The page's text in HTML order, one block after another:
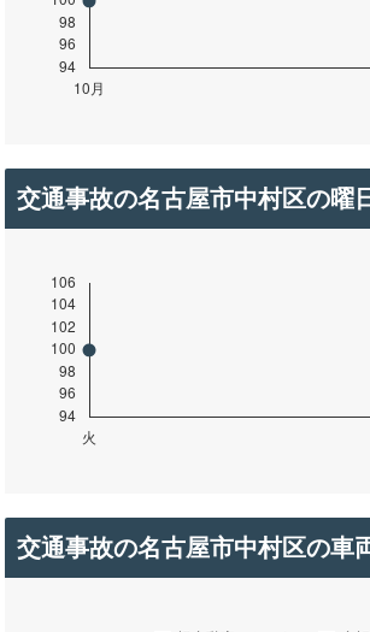
交通事故の名古屋市中村区の曜
交通事故の名古屋市中村区の車